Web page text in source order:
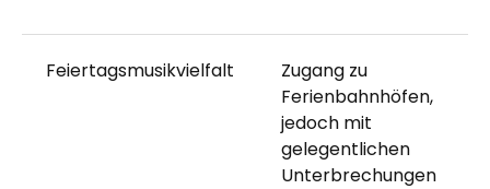
Feiertagsmusikvielfalt
Zugang zu
Ferienbahnhöfen,
jedoch mit
gelegentlichen
Unterbrechungen